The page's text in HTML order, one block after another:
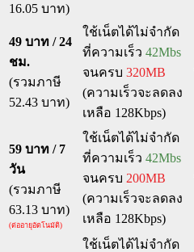
16.05 บาท)
49 บาท / 24
ชม.
(รวมภาษี
52.43 บาท)
ใช้เน็ตได้ไม่จำกัด
ที่ความเร็ว 42Mbs
จนครบ 320MB
(ความเร็วจะลดลง
เหลือ 128Kbps)
59 บาท / 7
วัน
(รวมภาษี
63.13 บาท)
(ต่ออายุอัตโนมัติ)
ใช้เน็ตได้ไม่จำกัด
ที่ความเร็ว 42Mbs
จนครบ 200MB
(ความเร็วจะลดลง
เหลือ 128Kbps)
ใช้เน็ตได้ไม่จำกัด